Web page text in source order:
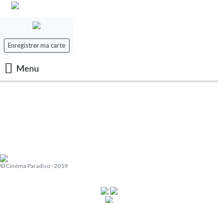
Enregistrer ma carte
Menu
© Cinéma Paradiso - 2019